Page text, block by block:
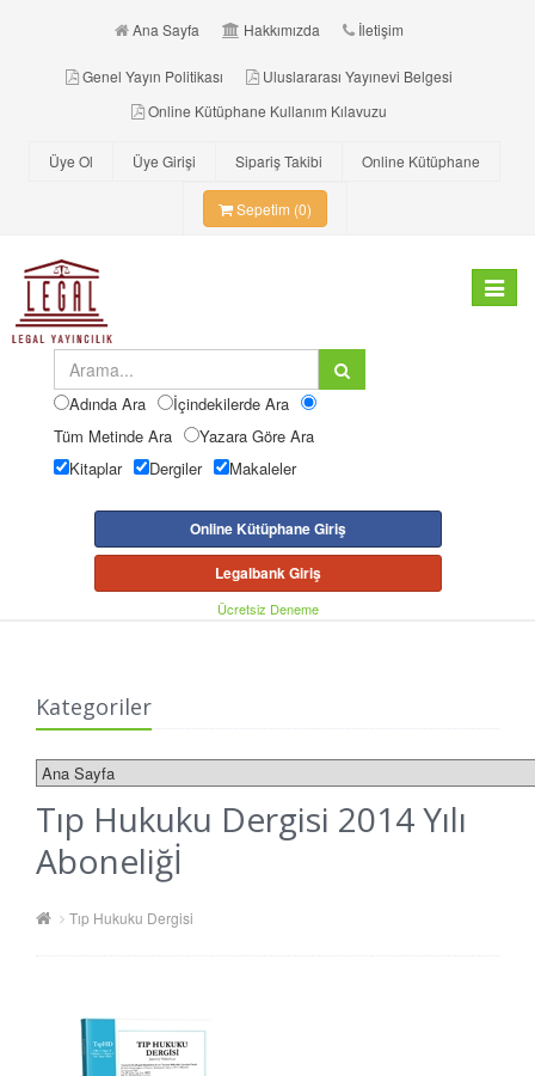
Ana Sayfa Hakkımızda İletişim
Genel Yayın Politikası
Uluslararası Yayınevi Belgesi
Online Kütüphane Kullanım Kılavuzu
Üye Ol Üye Girişi Sipariş Takibi Online Kütüphane
Sepetim (0)
Toggle
Adında Ara
İçindekilerde Ara
Tüm Metinde Ara
Yazara Göre Ara
Kitaplar
Dergiler Makaleler
Online Kütüphane Giriş
Legalbank Giriş
Ücretsiz Deneme
Kategoriler
Tıp Hukuku Dergisi 2014 Yılı
Aboneliğİ
Tıp Hukuku Dergisi